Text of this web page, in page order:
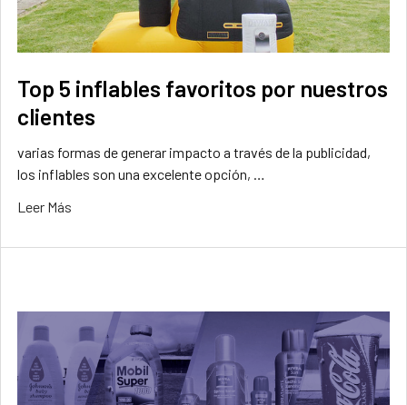
Top 5 inflables favoritos por nuestros
clientes
varias formas de generar impacto a través de la publicidad,
los inflables son una excelente opción, …
Leer Más